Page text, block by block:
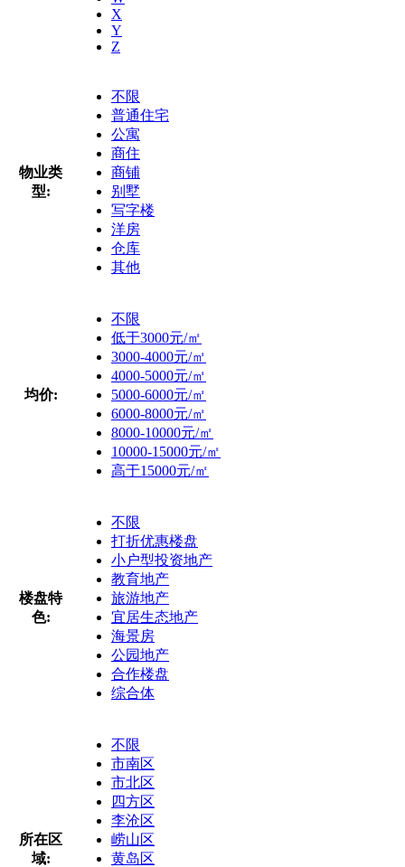
X
Y
Z
物业类
型:
不限
普通住宅
公寓
商住
商铺
别墅
写字楼
洋房
仓库
其他
均价:
不限
低于3000元/㎡
3000-4000元/㎡
4000-5000元/㎡
5000-6000元/㎡
6000-8000元/㎡
8000-10000元/㎡
10000-15000元/㎡
高于15000元/㎡
楼盘特
色:
不限
打折优惠楼盘
小户型投资地产
教育地产
旅游地产
宜居生态地产
海景房
公园地产
合作楼盘
综合体
所在区
域:
不限
市南区
市北区
四方区
李沧区
崂山区
黄岛区